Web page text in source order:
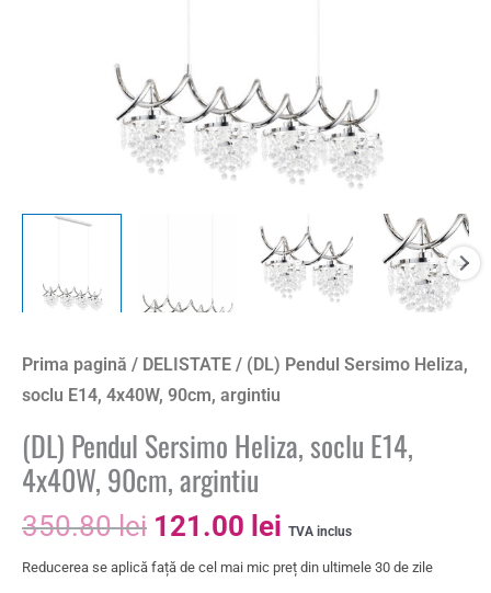
Prima pagină / DELISTATE / (DL) Pendul Sersimo Heliza,
soclu E14, 4x40W, 90cm, argintiu
(DL) Pendul Sersimo Heliza, soclu E14,
4x40W, 90cm, argintiu
350.80lei 121.00 lei TVA inclus
Reducerea se aplică față de cel mai mic preț din ultimele 30 de zile